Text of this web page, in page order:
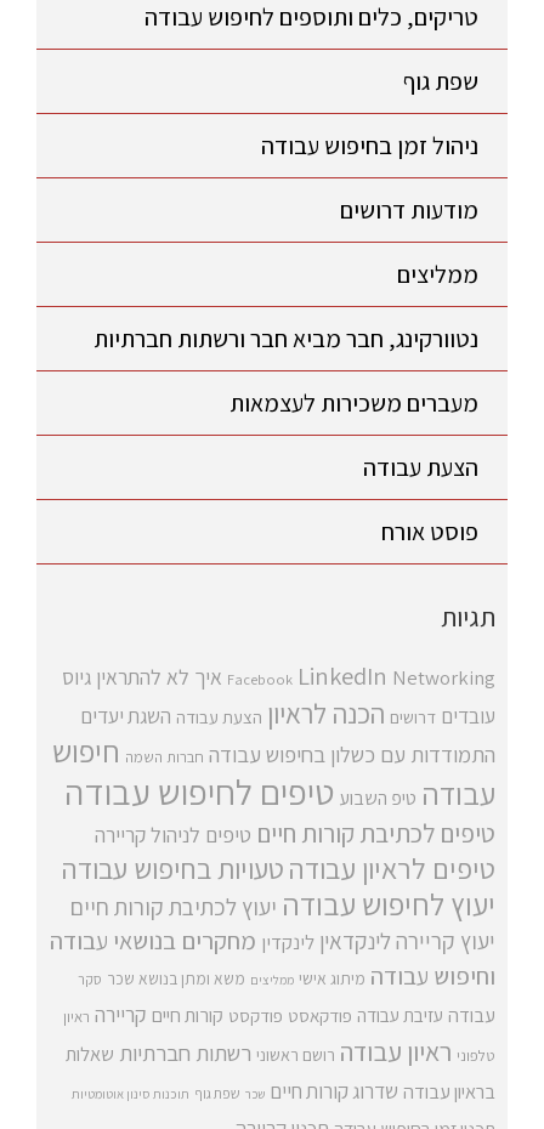
טריקים, כלים ותוספים לחיפוש עבודה
שפת גוף
ניהול זמן בחיפוש עבודה
מודעות דרושים
ממליצים
נטוורקינג, חבר מביא חבר ורשתות חברתיות
מעברים משכירות לעצמאות
הצעת עבודה
פוסט אורח
תגיות
Facebook LinkedIn Networking איך לא להתראין גיוס
עובדים דרושים הכנה לראיון הצעת עבודה השגת יעדים
התמודדות עם כשלון בחיפוש עבודה חברות השמה חיפוש
עבודה טיפ השבוע טיפים לחיפוש עבודה
טיפים לכתיבת קורות חיים טיפים לניהול קריירה
טיפים לראיון עבודהטעויות בחיפוש עבודה
יעוץ לחיפוש עבודה יעוץ לכתיבת קורות חיים
יעוץ קריירה לינקדאין לינקדין מחקרים בנושאי עבודה
וחיפוש עבודה מיתוג אישי ממליצים משא ומתן בנושא שכר סקר
עבודה עזיבת עבודה פודקאסט פודקסט קורות חיים קריירה ראיון
טלפוני ראיון עבודה רושם ראשוני רשתות חברתיות שאלות
בראיון עבודה שדרוג קורות חיים שכר שפת גוף תוכנות סינון אוטומטיות